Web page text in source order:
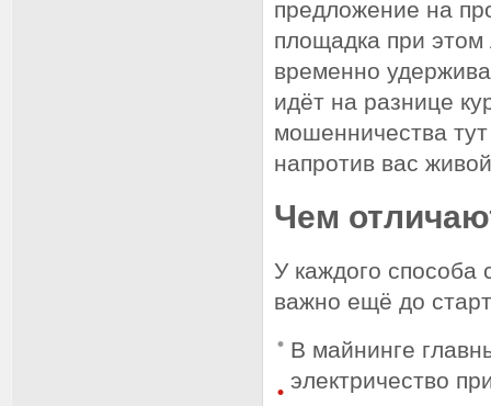
предложение на
площадка при этом
временно
идёт на разнице
мошенничества
напротив вас
Чем
У каждого способа
важно ещё до
В майнинге
электричество